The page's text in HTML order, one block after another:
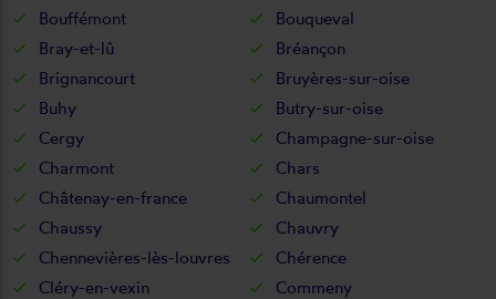
Bouffémont
Bouqueval
Bray-et-lû
Bréançon
Brignancourt
Bruyères-sur-oise
Buhy
Butry-sur-oise
Cergy
Champagne-sur-oise
Charmont
Chars
Châtenay-en-france
Chaumontel
Chaussy
Chauvry
Chennevières-lès-louvres
Chérence
Cléry-en-vexin
Commeny